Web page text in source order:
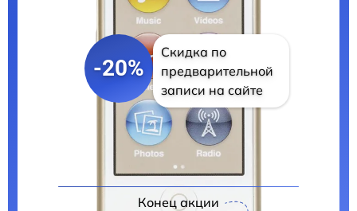
-20%
Скидка по
предварительной
записи на сайте
Цены на ремонт
Конец акции